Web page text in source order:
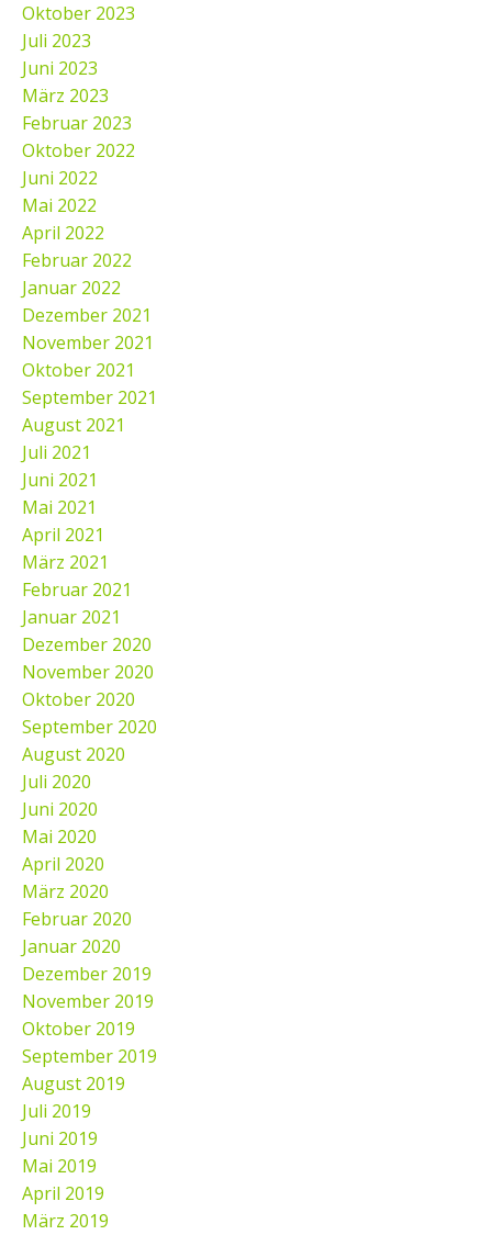
Oktober 2023
Juli 2023
Juni 2023
März 2023
Februar 2023
Oktober 2022
Juni 2022
Mai 2022
April 2022
Februar 2022
Januar 2022
Dezember 2021
November 2021
Oktober 2021
September 2021
August 2021
Juli 2021
Juni 2021
Mai 2021
April 2021
März 2021
Februar 2021
Januar 2021
Dezember 2020
November 2020
Oktober 2020
September 2020
August 2020
Juli 2020
Juni 2020
Mai 2020
April 2020
März 2020
Februar 2020
Januar 2020
Dezember 2019
November 2019
Oktober 2019
September 2019
August 2019
Juli 2019
Juni 2019
Mai 2019
April 2019
März 2019